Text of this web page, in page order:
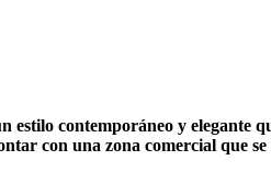
contemporáneo y
con una zona comercial que